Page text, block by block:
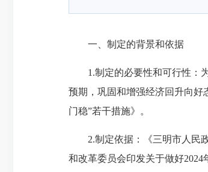
一、制定的背景和依据
1.制定的必要性和可行性：为
预期，巩固和增强经济回升向好
门稳”若干措施》。
2.制定依据：《三明市人民政
和改革委员会印发关于做好2024